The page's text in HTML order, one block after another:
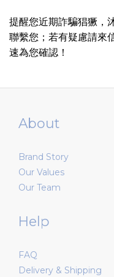
提醒您近期詐騙猖獗，
聯繫您；若有疑慮請來
速為您確認！
About
Brand Story
Our Values
Our Team
Help
FAQ
Delivery & Shipping